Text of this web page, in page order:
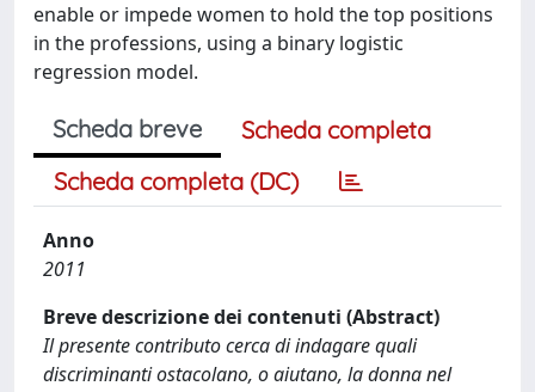
enable or impede women to hold the top positions
in the professions, using a binary logistic
regression model.
Scheda breve
Scheda completa
Scheda completa (DC)
Anno
2011
Breve descrizione dei contenuti (Abstract)
Il presente contributo cerca di indagare quali
discriminanti ostacolano, o aiutano, la donna nel